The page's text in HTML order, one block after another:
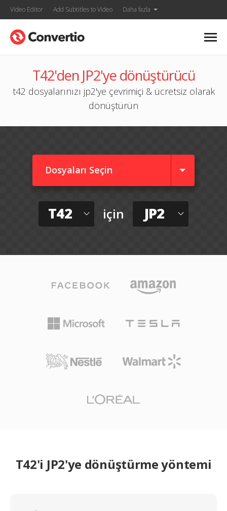
Video Editor Add Subtitles to Video Daha fazla
T42'den JP2'ye dönüştürücü
t42 dosyalarınızı jp2'ye çevrimiçi & ücretsiz olarak
dönüştürün
Dosyaları Seçin
T42 için JP2
T42'i JP2'ye dönüştürme yöntemi